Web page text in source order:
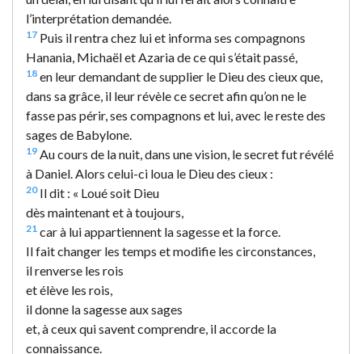
l’interprétation demandée.
17 Puis il rentra chez lui et informa ses compagnons
Hanania, Michaël et Azaria de ce qui s’était passé,
18 en leur demandant de supplier le Dieu des cieux que,
dans sa grâce, il leur révèle ce secret afin qu’on ne le
fasse pas périr, ses compagnons et lui, avec le reste des
sages de Babylone.
19 Au cours de la nuit, dans une vision, le secret fut révélé
à Daniel. Alors celui-ci loua le Dieu des cieux :
20Il dit : « Loué soit Dieu
dès maintenant et à toujours,
21 car à lui appartiennent la sagesse et la force.
Il fait changer les temps et modifie les circonstances,
il renverse les rois
et élève les rois,
il donne la sagesse aux sages
et, à ceux qui savent comprendre, il accorde la
connaissance.